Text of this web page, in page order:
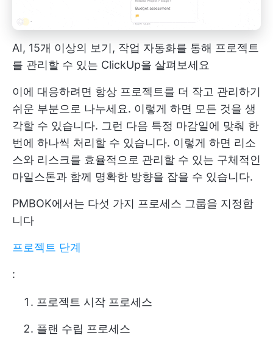
AI, 15개 이상의 보기, 작업 자동화를 통해 프로젝트
를 관리할 수 있는 ClickUp을 살펴보세요
이에 대응하려면 항상 프로젝트를 더 작고 관리하기
쉬운 부분으로 나누세요. 이렇게 하면 모든 것을 생
각할 수 있습니다. 그런 다음 특정 마감일에 맞춰 한
번에 하나씩 처리할 수 있습니다. 이렇게 하면 리소
스와 리스크를 효율적으로 관리할 수 있는 구체적인
마일스톤과 함께 명확한 방향을 잡을 수 있습니다.
PMBOK에서는 다섯 가지 프로세스 그룹을 지정합
니다
프로젝트 단계
:
프로젝트 시작 프로세스
플랜 수립 프로세스